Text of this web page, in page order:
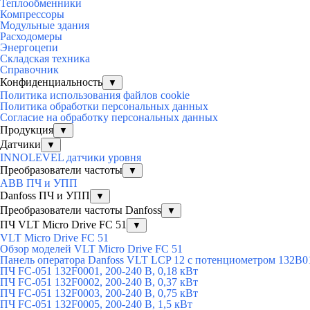
Теплообменники
Компрессоры
Модульные здания
Расходомеры
Энергоцепи
Складская техника
Справочник
Конфиденциальность
▼
Политика использования файлов cookie
Политика обработки персональных данных
Согласие на обработку персональных данных
Продукция
▼
Датчики ▼
INNOLEVEL датчики уровня
Преобразователи частоты
▼
ABB ПЧ и УПП
Danfoss ПЧ и УПП
▼
Преобразователи частоты Danfoss ▼
ПЧ VLT Micro Drive FC 51 ▼
VLT Micro Drive FC 51
Обзор моделей VLT Micro Drive FC 51
Панель оператора Danfoss VLT LCP 12 с потенциометром
ПЧ FC-051 132F0001, 200-240 В, 0,18 кВт
ПЧ FC-051 132F0002, 200-240 В, 0,37 кВт
ПЧ FC-051 132F0003, 200-240 В, 0,75 кВт
ПЧ FC-051 132F0005, 200-240 В, 1,5 кВт